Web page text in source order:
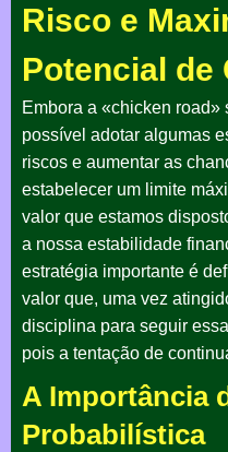
Risco e
Potencial de
Embora a «chicken road»
possível adotar algumas
riscos e aumentar as
estabelecer um limite
valor que estamos
a nossa estabilidade
estratégia importante é
valor que, uma vez
disciplina para seguir
pois a tentação de
A Importância
Probabilística